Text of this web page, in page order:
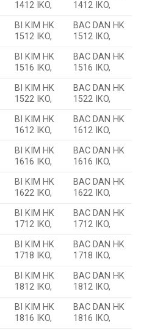
1412 IKO,
1412 IKO,
BI KIM HK
1512 IKO,
BAC DAN HK
1512 IKO,
BI KIM HK
1516 IKO,
BAC DAN HK
1516 IKO,
BI KIM HK
1522 IKO,
BAC DAN HK
1522 IKO,
BI KIM HK
1612 IKO,
BAC DAN HK
1612 IKO,
BI KIM HK
1616 IKO,
BAC DAN HK
1616 IKO,
BI KIM HK
1622 IKO,
BAC DAN HK
1622 IKO,
BI KIM HK
1712 IKO,
BAC DAN HK
1712 IKO,
BI KIM HK
1718 IKO,
BAC DAN HK
1718 IKO,
BI KIM HK
1812 IKO,
BAC DAN HK
1812 IKO,
BI KIM HK
1816 IKO,
BAC DAN HK
1816 IKO,